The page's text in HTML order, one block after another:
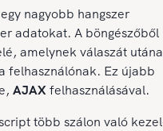
nagyobb hangszer
adatokat. A böngészőből
amelynek válaszát utána
felhasználónak. Ez újabb
AJAXfelhasználásával.
több szálon való